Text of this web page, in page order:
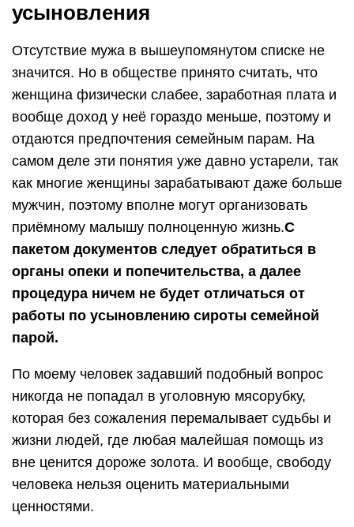
усыновления
Отсутствие мужа в вышеупомянутом списке не
значится. Но в обществе принято считать, что
женщина физически слабее, заработная плата и
вообще доход у неё гораздо меньше, поэтому и
отдаются предпочтения семейным парам. На
самом деле эти понятия уже давно устарели, так
как многие женщины зарабатывают даже больше
мужчин, поэтому вполне могут организовать
приёмному малышу полноценную жизнь.С
пакетом документов следует обратиться в
органы опеки и попечительства, а далее
процедура ничем не будет отличаться от
работы по усыновлению сироты семейной
парой.
По моему человек задавший подобный вопрос
никогда не попадал в уголовную мясорубку,
которая без сожаления перемалывает судьбы и
жизни людей, где любая малейшая помощь из
вне ценится дороже золота. И вообще, свободу
человека нельзя оценить материальными
ценностями.